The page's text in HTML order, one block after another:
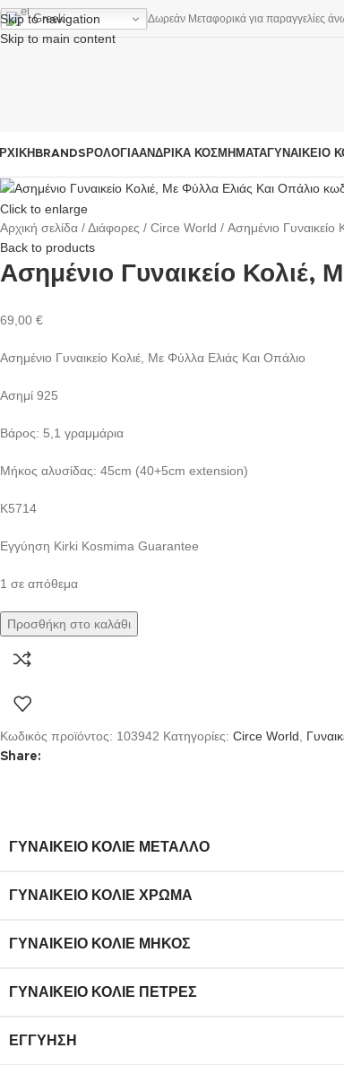
Skip to navigation
Skip to main content
Greek Δωρεάν Μεταφορικά για παραγγελίες
BRANDS ΡΟΛΌΓΙΑΑΝΔΡΙΚΆ ΚΟΣΜΉΜΑΤΑ ΓΥΝΑΙΚΕΊΟ
Click to enlarge
Αρχική σελίδα
Διάφορες Circe World
Ασημένιο
Back to products
Ασημένιο Γυναικείο
69,00 €
Ασημένιο Γυναικείο Κολιέ, Με Φύλλα Ελιάς Και Οπάλιο
Ασημί 925
Βάρος: 5,1 γραμμάρια
Μήκος αλυσίδας: 45cm (40+5cm extension)
Κ5714
Eγγύηση Kirki Kosmima Guarantee
1 σε απόθεμα
Προσθήκη στο καλάθι
Κωδικός προϊόντος: 103942 Κατηγορίες: Circe World
Share:
ΓΥΝΑΙΚΕΊΟ ΚΟΛΙΈ ΜΈΤΑΛΛΟ
ΓΥΝΑΙΚΕΊΟ ΚΟΛΙΈ ΧΡΏΜΑ
ΓΥΝΑΙΚΕΊΟ ΚΟΛΙΈ ΜΉΚΟΣ
ΓΥΝΑΙΚΕΊΟ ΚΟΛΙΈ ΠΈΤΡΕΣ
ΕΓΓΎΗΣΗ